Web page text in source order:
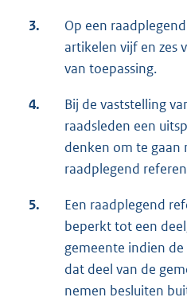
3.
Op een
artikelen vijf en zes
van toepassing.
4.
Bij de vaststelling
raadsleden een
denken om te gaan
raadplegend
5.
Een raadplegend
beperkt tot een
gemeente indien
dat deel van de
nemen besluiten